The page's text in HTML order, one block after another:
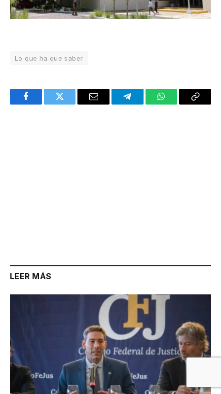
Lo que ha que saber
FacebookTwitter Email TelegramWhatsAppCopy
LEER MÁS